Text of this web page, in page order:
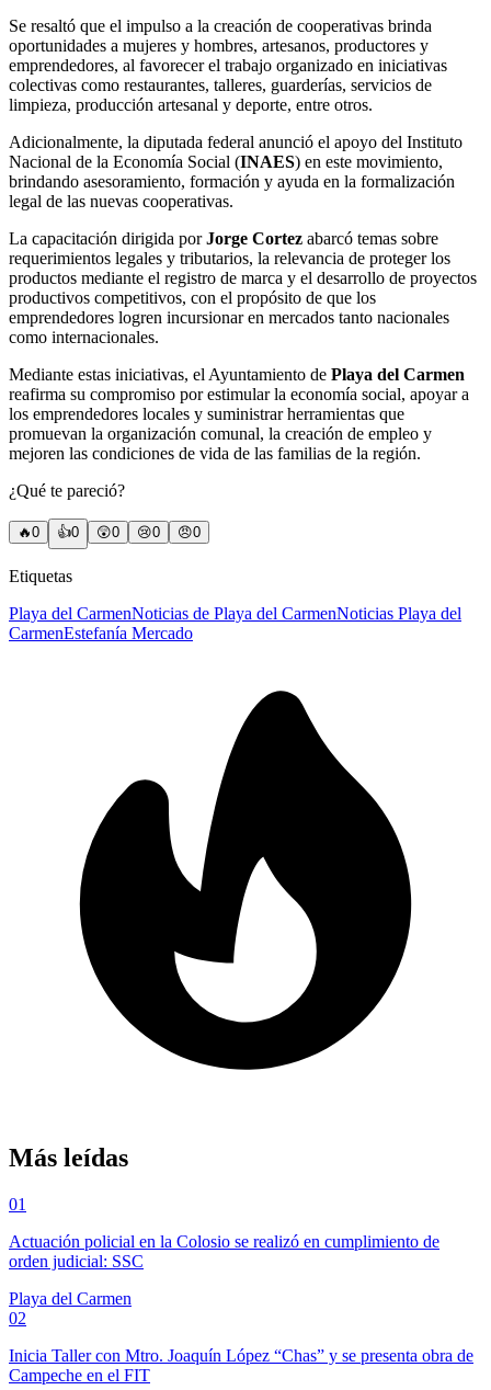
Se resaltó que el impulso a la creación de cooperativas brinda
oportunidades a mujeres y hombres, artesanos, productores y
emprendedores, al favorecer el trabajo organizado en iniciativas
colectivas como restaurantes, talleres, guarderías, servicios de
limpieza, producción artesanal y deporte, entre otros.
Adicionalmente, la diputada federal anunció el apoyo del Instituto
Nacional de la Economía Social (INAES) en este movimiento,
brindando asesoramiento, formación y ayuda en la formalización
legal de las nuevas cooperativas.
La capacitación dirigida porJorge Cortez abarcó temas sobre
requerimientos legales y tributarios, la relevancia de proteger los
productos mediante el registro de marca y el desarrollo de proyectos
productivos competitivos, con el propósito de que los
emprendedores logren incursionar en mercados tanto nacionales
como internacionales.
Mediante estas iniciativas, el Ayuntamiento de Playa del Carmen
reafirma su compromiso por estimular la economía social, apoyar a
los emprendedores locales y suministrar herramientas que
promuevan la organización comunal, la creación de empleo y
mejoren las condiciones de vida de las familias de la región.
¿Qué te pareció?
🔥0 👍0 😲0 😢0 😠0
Etiquetas
Playa del CarmenNoticias de Playa del CarmenNoticias Playa del
CarmenEstefanía Mercado
Más leídas
01
Actuación policial en la Colosio se realizó en cumplimiento de
orden judicial: SSC
Playa del Carmen
02
Inicia Taller con Mtro. Joaquín López “Chas” y se presenta obra de
Campeche en el FIT